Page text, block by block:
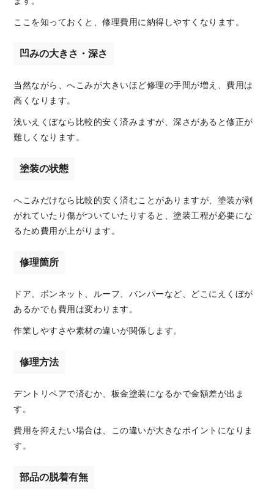
ここを知っておくと、修理費用に納得しやすくなります。
凹みの大きさ・深さ
当然ながら、へこみが大きいほど修理の手間が増え、費用は
高くなります。
浅いえくぼなら比較的安く済みますが、深さがあると修正が
難しくなります。
塗装の状態
へこみだけなら比較的安く済むことがありますが、塗装が剥
がれていたり傷がついていたりすると、塗装工程が必要にな
るため費用が上がります。
修理箇所
ドア、ボンネット、ルーフ、バンパーなど、どこにえくぼが
あるかでも費用は変わります。
作業しやすさや素材の違いが関係します。
修理方法
デントリペアで済むか、板金塗装になるかで金額差が出ま
す。
費用を抑えたい場合は、この違いが大きなポイントになりま
す。
部品の脱着有無